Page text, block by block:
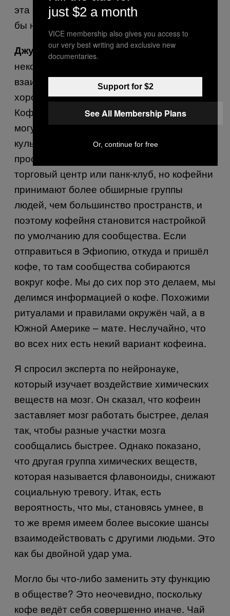
эта эмоциональная привязанность обрела
бы новую форму.
Джулиано:Со временем мы утратили
некоторые из возможностей
взаимодействия с людьми, но кофейня –
хорошее место для этого взаимодействия.
Кофейни – это пространства, которые
могут посещать представители различных
культур. Существуют эксклюзивные
пространства, например, элитный
торговый центр или панк-клуб, но кофейни
принимают более обширные группы
людей, чем большинство пространств, и
поэтому кофейня становится настройкой
по умолчанию для сообщества. Если
отправиться в Эфиопию, откуда и пришёл
кофе, то там сообщества собираются
вокруг кофе. Мы до сих пор это делаем, мы
делимся информацией о кофе. Похожими
ритуалами и правилами окружён чай, а в
Южной Америке – мате. Неслучайно, что
во всех них есть некий вариант кофеина.
Я спросил эксперта по нейронауке,
который изучает воздействие химических
веществ на мозг. Он сказал, что кофеин
заставляет мозг работать быстрее, делая
так, чтобы разные участки мозга
сообщались быстрее. Однако показано,
что другая группа химических веществ,
которая называется флавоноиды, снижают
социальную тревогу. Итак, есть
вероятность, что мы, становясь умнее, в
то же время имеем более высокие шансы
взаимодействовать с другими людьми. Это
как бы двойной удар ума.
Могло бы что-либо заменить эту функцию
в обществе? Это неочевидно, поскольку
кофе ведёт себя совершенно иначе. Чай
just $2 a month
VICE membership also gives you access to
our very best writing and exclusive new
documentaries.
Support for $2
See All Membership Plans
Or, continue for free